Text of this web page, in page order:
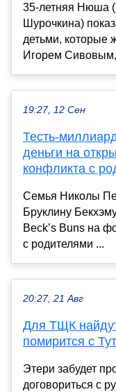
35-летняя Нюша
Шурочкина)
детьми,
Игорем Сивовым,
19:27, 12 Сен
Тесть-
деньги на
конфликта с
Семья Николы
Бруклину
Beck’s Buns на
с родителями ...
20:27, 21 Авг
Для ТЩК
помирится с
Этери забудет
договориться с